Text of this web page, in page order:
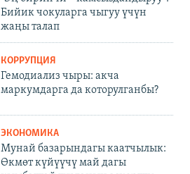
Бийик чокуларга чыгуу үчүн
жаңы талап
КОРРУПЦИЯ
Гемодиализ чыры: акча
маркумдарга да которулганбы?
ЭКОНОМИКА
Мунай базарындагы каатчылык:
Өкмөт күйүүчү май дагы